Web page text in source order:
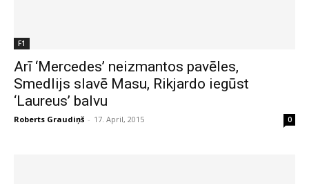
F1
Arī ‘Mercedes’ neizmantos pavēles,
Smedlijs slavē Masu, Rikjardo iegūst
‘Laureus’ balvu
Roberts Graudiņš - 17. April, 2015 0